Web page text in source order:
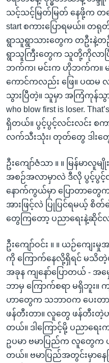
သင့်သင့်မြတ်မြတ် နေဖို့က တ
start စကားပြောရမယ်။ တ
ရွာသူရွာသားတွေက တဦးနဲ့
ရွာသူကြီးတွေက သူတို့ကိုလာပြီ
ဘက်က၊ မင်းက ဟိုဘက်က။ မင်
ကောင်ကလည်း ဖြေ။ ပထမ
သွားပြီတဲ့။ သူမှာ အကြံကုန်သွား
who blow first is loser.
ရှိတယ်။ ပွင့်ပွင့်လင်းလင်း စကာ
လက်သီးသုံး၊ တုတ်တွေ ဒါးတွ
ဦးကျော်ဇံသာ ။ ။ မြန်မာလူမ
အစဉ်အလာမှာလဲ ဒီလို ပွင့်ပွင့်
နောက်ကွယ်မှာ ပြောတာတွေ
အားဖြင့်လဲ ပြုပြင်ရမယ့် စိ
တွေကြတော့ ပညာရေးနဲ့ဆိုင်လ
ဦးကျော်ဝင်း ။ ။ ယဉ်ကျေး
ကို ကြောက်နေလို့ရှိရင် မသိ
အခုန ကျနော်ပြောတယ် - အ
ဘာမှ ကြောက်စရာ မရှိဘူး
ဟာတွေက သဘာဝက ပေး
ဖန်တီးတာ။ လူတွေ ဖန်တီး
တယ်။ ဒါကြောင့်မို့ ပညာရေ
ဥပမာ ဗမာပြည်က လူတွေ
တယ်။ ဗမာပြည်အတွင်းမှာန